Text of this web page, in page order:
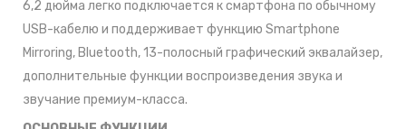
6,2 дюйма легко подключается к смартфона по обычному
USB-кабелю и поддерживает функцию Smartphone
Mirroring, Bluetooth, 13-полосный графический эквалайзер,
дополнительные функции воспроизведения звука и
звучание премиум-класса.